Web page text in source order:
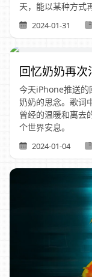
天，能以某种方式
2024-01-31
回忆奶奶再次
今天iPhone推送的
奶奶的思念。歌词
曾经的温暖和离去
个世界安息。
2024-01-04